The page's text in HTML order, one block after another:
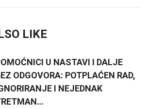
LIKE
U NASTAVI I DALJE
ODGOVORA: POTPLAĆEN RAD,
I NEJEDNAK